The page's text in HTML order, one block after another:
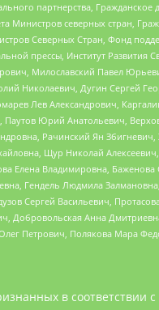
партнерства,
северных стран,
Северных Стран, Фонд
прессы, Институт
Милославский Павел
Николаевич, Дугин Сергей
Лев Александрович,
Юрий Анатольевич,
Рачинский Ян
Щур Николай
Елена Владимировна,
Гендель Людмила
Сергей Васильевич,
Анна
Петрович, Полякова Мара
в соответствии с